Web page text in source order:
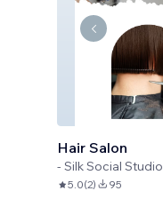
Hair Salon
- Silk Social Studio
5.0(2) 95